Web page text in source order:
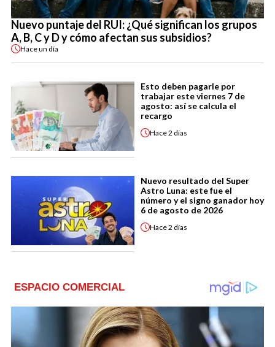
Nuevo puntaje del RUI: ¿Qué significan los grupos
A, B, C y D y cómo afectan sus subsidios?
Haceun día
Esto deben pagarle por
trabajar este viernes 7 de
agosto: así se calcula el
recargo
Hace2 días
Nuevo resultado del Super
Astro Luna: este fue el
número y el signo ganador hoy
6 de agosto de 2026
Hace2 días